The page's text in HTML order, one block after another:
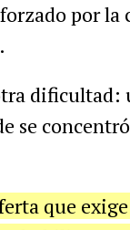
por la
dificultad:
se
que